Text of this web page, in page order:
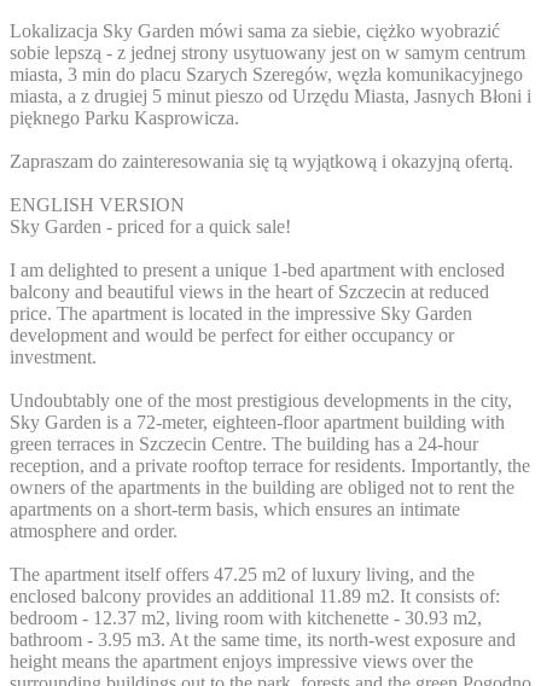
Lokalizacja Sky Garden mówi sama za siebie, ciężko wyobrazić
sobie lepszą - z jednej strony usytuowany jest on w samym centrum
miasta, 3 min do placu Szarych Szeregów, węzła komunikacyjnego
miasta, a z drugiej 5 minut pieszo od Urzędu Miasta, Jasnych Błoni i
pięknego Parku Kasprowicza.
Zapraszam do zainteresowania się tą wyjątkową i okazyjną ofertą.
ENGLISH VERSION
Sky Garden - priced for a quick sale!
I am delighted to present a unique 1-bed apartment with enclosed
balcony and beautiful views in the heart of Szczecin at reduced
price. The apartment is located in the impressive Sky Garden
development and would be perfect for either occupancy or
investment.
Undoubtably one of the most prestigious developments in the city,
Sky Garden is a 72-meter, eighteen-floor apartment building with
green terraces in Szczecin Centre. The building has a 24-hour
reception, and a private rooftop terrace for residents. Importantly, the
owners of the apartments in the building are obliged not to rent the
apartments on a short-term basis, which ensures an intimate
atmosphere and order.
The apartment itself offers ​​47.25 m2 of luxury living, and the
enclosed balcony provides an additional 11.89 m2. It consists of:
bedroom - 12.37 m2, living room with kitchenette - 30.93 m2,
bathroom - 3.95 m3. At the same time, its north-west exposure and
height means the apartment enjoys impressive views over the